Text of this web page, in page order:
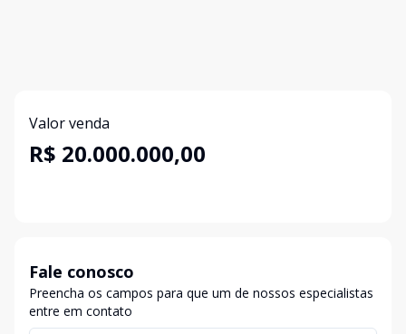
Valor venda
R$ 20.000.000,00
Fale conosco
Preencha os campos para que um de nossos especialistas
entre em contato